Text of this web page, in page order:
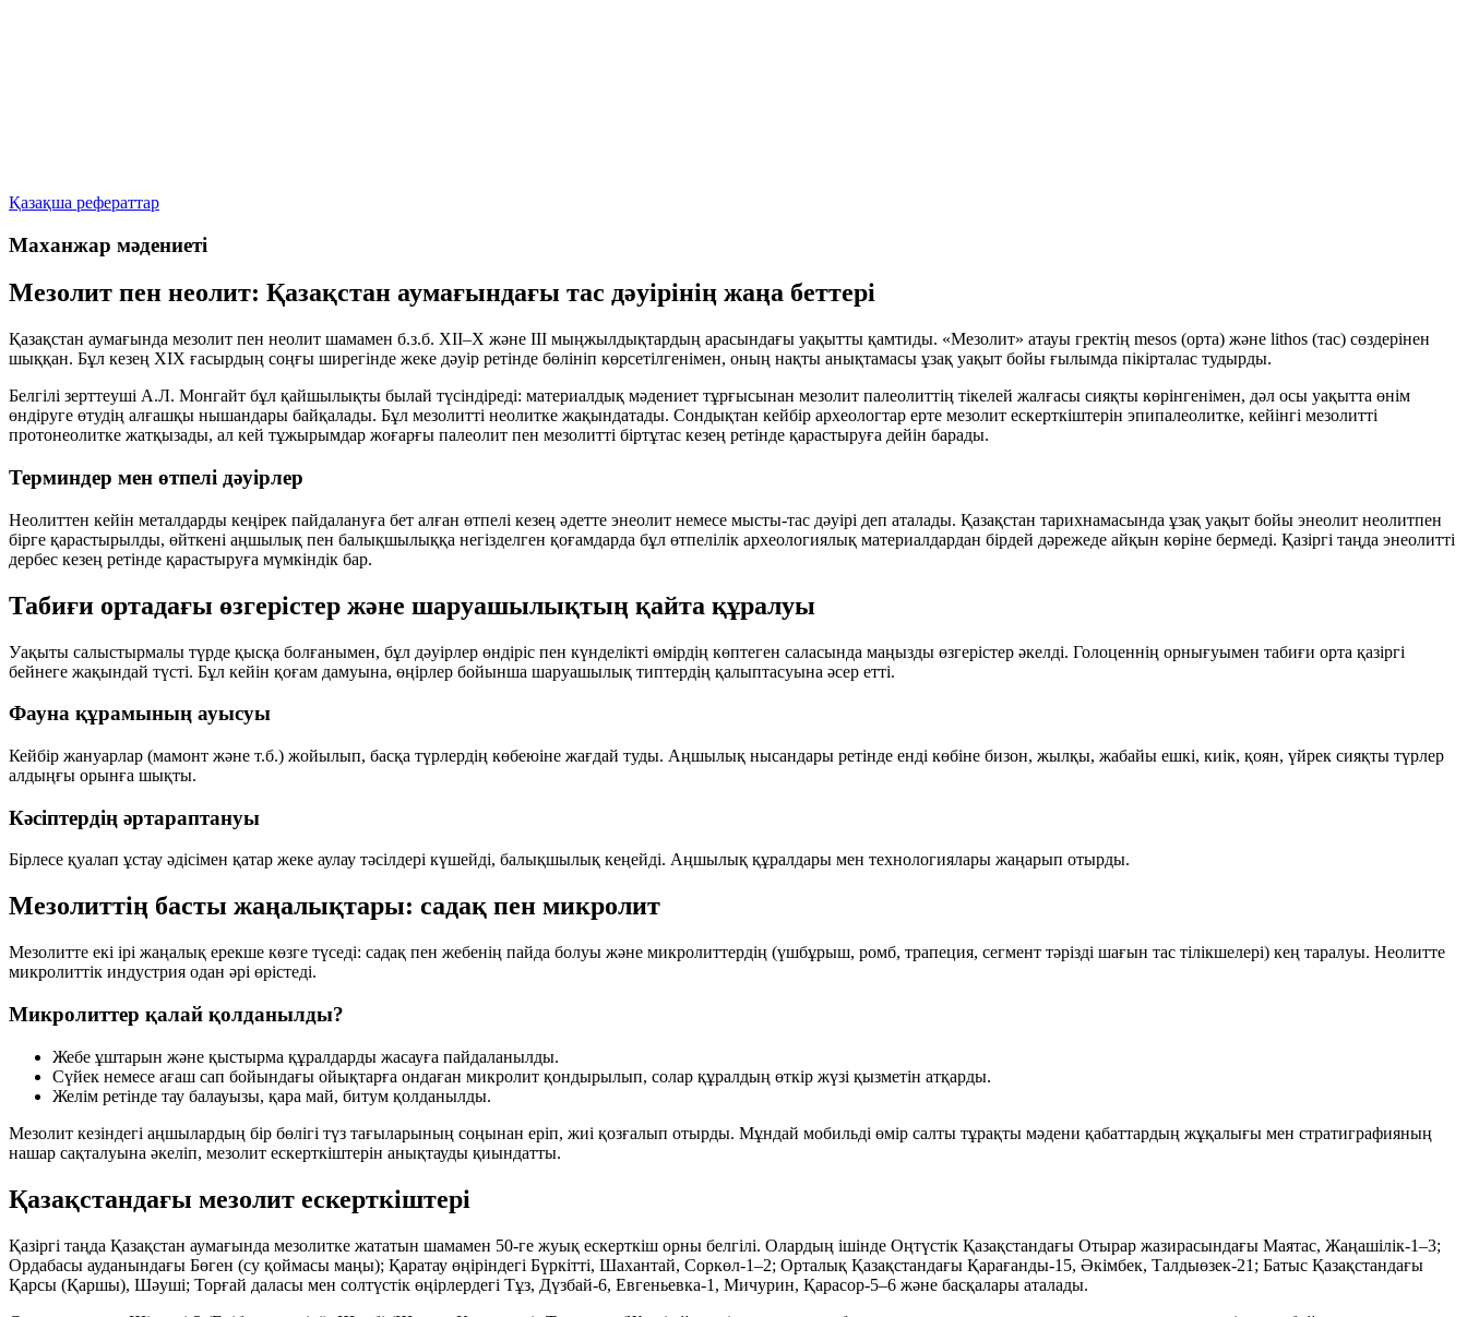
Қазақша рефераттар
Маханжар мәдениеті
Мезолит пен неолит: Қазақстан аумағындағы тас дәуірінің жаңа беттері
Қазақстан аумағында мезолит пен неолит шамамен б.з.б. XII–X және III мыңжылдықтардың арасындағы уақытты қамтиды. «Мезолит» атауы гректің mesos (орта) және lithos (тас) сөздерінен
шыққан. Бұл кезең XIX ғасырдың соңғы ширегінде жеке дәуір ретінде бөлініп көрсетілгенімен, оның нақты анықтамасы ұзақ уақыт бойы ғылымда пікірталас тудырды.
Белгілі зерттеуші А.Л. Монгайт бұл қайшылықты былай түсіндіреді: материалдық мәдениет тұрғысынан мезолит палеолиттің тікелей жалғасы сияқты көрінгенімен, дәл осы уақытта өнім
өндіруге өтудің алғашқы нышандары байқалады. Бұл мезолитті неолитке жақындатады. Сондықтан кейбір археологтар ерте мезолит ескерткіштерін эпипалеолитке, кейінгі мезолитті
протонеолитке жатқызады, ал кей тұжырымдар жоғарғы палеолит пен мезолитті біртұтас кезең ретінде қарастыруға дейін барады.
Терминдер мен өтпелі дәуірлер
Неолиттен кейін металдарды кеңірек пайдалануға бет алған өтпелі кезең әдетте энеолит немесе мысты-тас дәуірі деп аталады. Қазақстан тарихнамасында ұзақ уақыт бойы энеолит неолитпен
бірге қарастырылды, өйткені аңшылық пен балықшылыққа негізделген қоғамдарда бұл өтпелілік археологиялық материалдардан бірдей дәрежеде айқын көріне бермеді. Қазіргі таңда энеолитті
дербес кезең ретінде қарастыруға мүмкіндік бар.
Табиғи ортадағы өзгерістер және шаруашылықтың қайта құралуы
Уақыты салыстырмалы түрде қысқа болғанымен, бұл дәуірлер өндіріс пен күнделікті өмірдің көптеген саласында маңызды өзгерістер әкелді. Голоценнің орнығуымен табиғи орта қазіргі
бейнеге жақындай түсті. Бұл кейін қоғам дамуына, өңірлер бойынша шаруашылық типтердің қалыптасуына әсер етті.
Фауна құрамының ауысуы
Кейбір жануарлар (мамонт және т.б.) жойылып, басқа түрлердің көбеюіне жағдай туды. Аңшылық нысандары ретінде енді көбіне бизон, жылқы, жабайы ешкі, киік, қоян, үйрек сияқты түрлер
алдыңғы орынға шықты.
Кәсіптердің әртараптануы
Бірлесе қуалап ұстау әдісімен қатар жеке аулау тәсілдері күшейді, балықшылық кеңейді. Аңшылық құралдары мен технологиялары жаңарып отырды.
Мезолиттің басты жаңалықтары: садақ пен микролит
Мезолитте екі ірі жаңалық ерекше көзге түседі: садақ пен жебенің пайда болуы және микролиттердің (үшбұрыш, ромб, трапеция, сегмент тәрізді шағын тас тілікшелері) кең таралуы. Неолитте
микролиттік индустрия одан әрі өрістеді.
Микролиттер қалай қолданылды?
Жебе ұштарын және қыстырма құралдарды жасауға пайдаланылды.
Сүйек немесе ағаш сап бойындағы ойықтарға ондаған микролит қондырылып, солар құралдың өткір жүзі қызметін атқарды.
Желім ретінде тау балауызы, қара май, битум қолданылды.
Мезолит кезіндегі аңшылардың бір бөлігі түз тағыларының соңынан еріп, жиі қозғалып отырды. Мұндай мобильді өмір салты тұрақты мәдени қабаттардың жұқалығы мен стратиграфияның
нашар сақталуына әкеліп, мезолит ескерткіштерін анықтауды қиындатты.
Қазақстандағы мезолит ескерткіштері
Қазіргі таңда Қазақстан аумағында мезолитке жататын шамамен 50-ге жуық ескерткіш орны белгілі. Олардың ішінде Оңтүстік Қазақстандағы Отырар жазирасындағы Маятас, Жаңашілік-1–3;
Ордабасы ауданындағы Бөген (су қоймасы маңы); Қаратау өңіріндегі Бүркітті, Шахантай, Соркөл-1–2; Орталық Қазақстандағы Қарағанды-15, Әкімбек, Талдыөзек-21; Батыс Қазақстандағы
Қарсы (Қаршы), Шәуші; Торғай даласы мен солтүстік өңірлердегі Тұз, Дүзбай-6, Евгеньевка-1, Мичурин, Қарасор-5–6 және басқалары аталады.